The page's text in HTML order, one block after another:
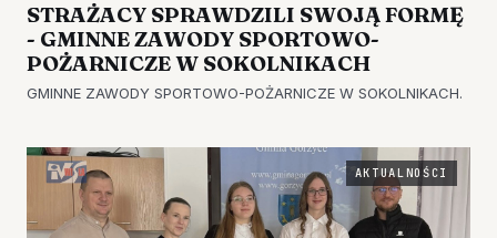
STRAŻACY SPRAWDZILI SWOJĄ FORMĘ
- GMINNE ZAWODY SPORTOWO-
POŻARNICZE W SOKOLNIKACH
GMINNE ZAWODY SPORTOWO-POŻARNICZE W SOKOLNIKACH.
AKTUALNOŚCI